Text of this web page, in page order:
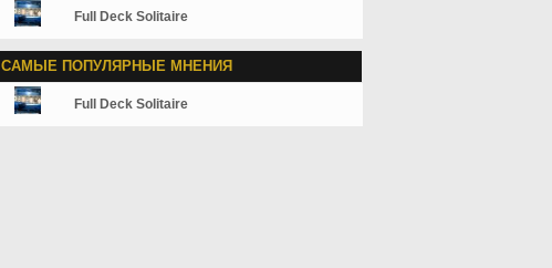
Full Deck Solitaire
САМЫЕ ПОПУЛЯРНЫЕ МНЕНИЯ
Full Deck Solitaire